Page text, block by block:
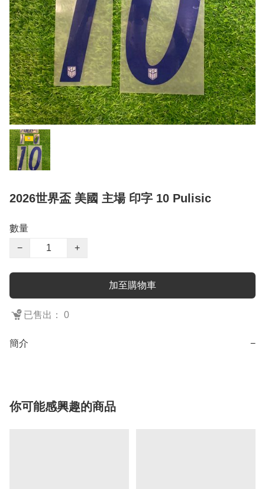
2026世界盃 美國 主場 印字 10 Pulisic
數量
−
+
加至購物車
已售出： 0
簡介 −
你可能感興趣的商品